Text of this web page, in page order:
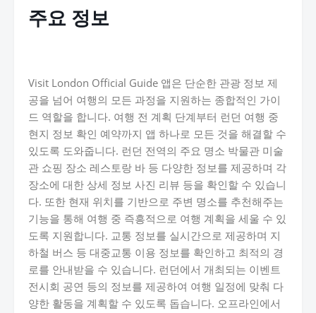
주요 정보
Visit London Official Guide 앱은 단순한 관광 정보 제
공을 넘어 여행의 모든 과정을 지원하는 종합적인 가이
드 역할을 합니다. 여행 전 계획 단계부터 런던 여행 중
현지 정보 확인 예약까지 앱 하나로 모든 것을 해결할 수
있도록 도와줍니다. 런던 전역의 주요 명소 박물관 미술
관 쇼핑 장소 레스토랑 바 등 다양한 정보를 제공하며 각
장소에 대한 상세 정보 사진 리뷰 등을 확인할 수 있습니
다. 또한 현재 위치를 기반으로 주변 명소를 추천해주는
기능을 통해 여행 중 즉흥적으로 여행 계획을 세울 수 있
도록 지원합니다. 교통 정보를 실시간으로 제공하며 지
하철 버스 등 대중교통 이용 정보를 확인하고 최적의 경
로를 안내받을 수 있습니다. 런던에서 개최되는 이벤트
전시회 공연 등의 정보를 제공하여 여행 일정에 맞춰 다
양한 활동을 계획할 수 있도록 돕습니다. 오프라인에서